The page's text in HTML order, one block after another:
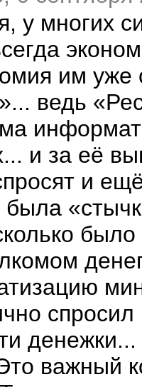
у многих
им уже
ведь
и за её
и
была
важный